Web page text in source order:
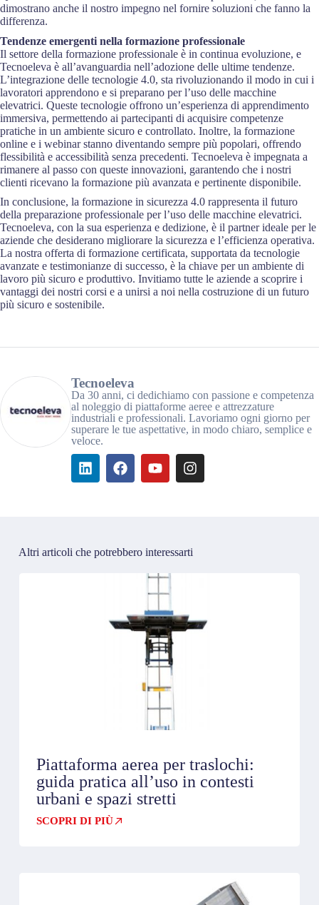
dimostrano anche il nostro impegno nel fornire soluzioni che fanno la
differenza.
Tendenze emergenti nella formazione professionale
Il settore della formazione professionale è in continua evoluzione, e
Tecnoeleva è all’avanguardia nell’adozione delle ultime tendenze.
L’integrazione delle tecnologie 4.0, sta rivoluzionando il modo in cui i
lavoratori apprendono e si preparano per l’uso delle macchine
elevatrici. Queste tecnologie offrono un’esperienza di apprendimento
immersiva, permettendo ai partecipanti di acquisire competenze
pratiche in un ambiente sicuro e controllato. Inoltre, la formazione
online e i webinar stanno diventando sempre più popolari, offrendo
flessibilità e accessibilità senza precedenti. Tecnoeleva è impegnata a
rimanere al passo con queste innovazioni, garantendo che i nostri
clienti ricevano la formazione più avanzata e pertinente disponibile.
In conclusione, la formazione in sicurezza 4.0 rappresenta il futuro
della preparazione professionale per l’uso delle macchine elevatrici.
Tecnoeleva, con la sua esperienza e dedizione, è il partner ideale per le
aziende che desiderano migliorare la sicurezza e l’efficienza operativa.
La nostra offerta di formazione certificata, supportata da tecnologie
avanzate e testimonianze di successo, è la chiave per un ambiente di
lavoro più sicuro e produttivo. Invitiamo tutte le aziende a scoprire i
vantaggi dei nostri corsi e a unirsi a noi nella costruzione di un futuro
più sicuro e sostenibile.
Tecnoeleva
Da 30 anni, ci dedichiamo con passione e competenza
al noleggio di piattaforme aeree e attrezzature
industriali e professionali. Lavoriamo ogni giorno per
superare le tue aspettative, in modo chiaro, semplice e
veloce.
Altri articoli che potrebbero interessarti
Piattaforma aerea per traslochi:
guida pratica all’uso in contesti
urbani e spazi stretti
SCOPRI DI PIÙ